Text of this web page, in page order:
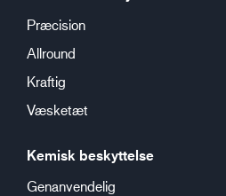
Præcision
Allround
Kraftig
Væsketæt
Kemisk beskyttelse
Genanvendelig